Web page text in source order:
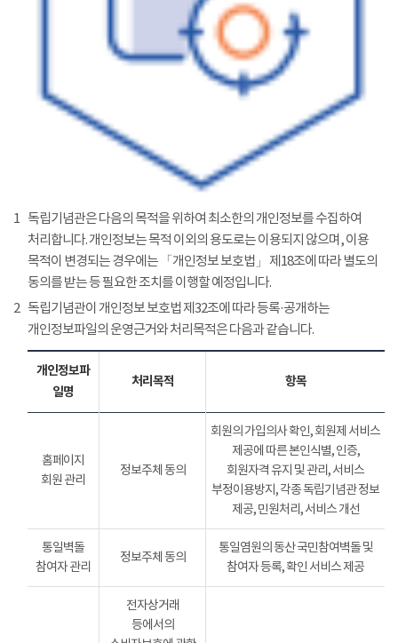
1 독립기념관은 다음의 목적을 위하여 최소한의 개인정보를 수집하여
처리합니다. 개인정보는 목적 이외의 용도로는 이용되지 않으며, 이용
목적이 변경되는 경우에는 「개인정보 보호법」 제18조에 따라 별도의
동의를 받는 등 필요한 조치를 이행할 예정입니다.
2 독립기념관이 개인정보 보호법 제32조에 따라 등록·공개하는
개인정보파일의 운영근거와 처리목적은 다음과 같습니다.
개인정보파
일명
처리목적 항목
홈페이지
회원 관리
정보주체 동의
회원의 가입의사 확인, 회원제 서비스
제공에 따른 본인식별, 인증,
회원자격 유지 및 관리, 서비스
부정이용방지, 각종 독립기념관 정보
제공, 민원처리, 서비스 개선
통일벽돌
참여자 관리
정보주체 동의
통일염원의 동산 국민참여벽돌 및
참여자 등록, 확인 서비스 제공
전자상거래
등에서의